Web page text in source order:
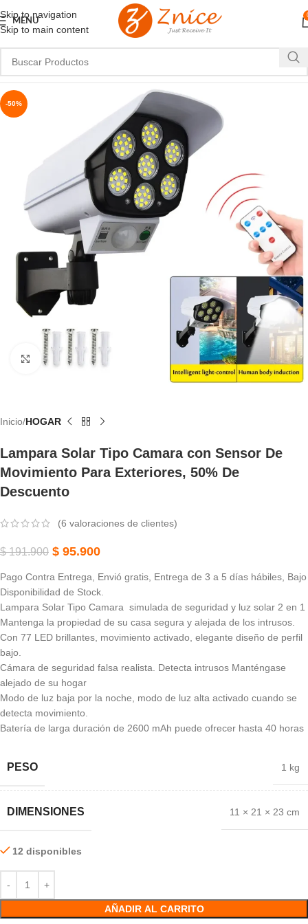
Skip to navigation
Skip to main content
MENU
-50%
Haga Clic Para Ampliar
Inicio HOGAR
Lampara Solar Tipo Camara con Sensor De
Movimiento Para Exteriores, 50% De
Descuento
(6 valoraciones de clientes)
$191.900 $ 95.900
Pago Contra Entrega, Envió gratis, Entrega de 3 a 5 días hábiles, Bajo
Disponibilidad de Stock.
Lampara Solar Tipo Camara simulada de seguridad y luz solar 2 en 1
Mantenga la propiedad de su casa segura y alejada de los intrusos.
Con 77 LED brillantes, movimiento activado, elegante diseño de perfil
bajo.
Cámara de seguridad falsa realista. Detecta intrusos Manténgase
alejado de su hogar
Modo de luz baja por la noche, modo de luz alta activado cuando se
detecta movimiento.
Batería de larga duración de 2600 mAh puede ofrecer hasta 40 horas
PESO 1 kg
DIMENSIONES 11 × 21 × 23 cm
12 disponibles
AÑADIR AL CARRITO